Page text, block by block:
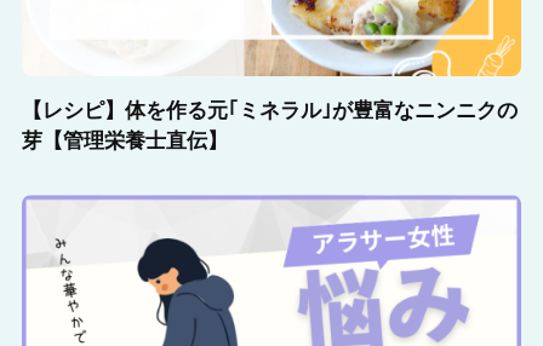
【レシピ】体を作る元｢ミネラル｣が豊富なニンニクの
芽【管理栄養士直伝】